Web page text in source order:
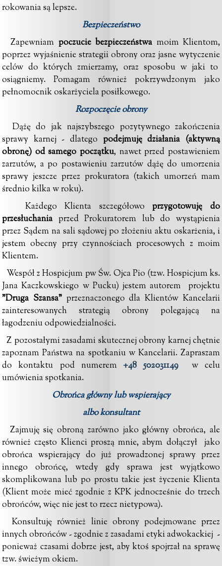
rokowania są lepsze.
Bezpieczeństwo
Zapewniam poczucie bezpieczeństwa moim Klientom,
poprzez wyjaśnienie strategii obrony oraz jasne wytyczenie
celów do których zmierzamy, oraz sposobu w jaki to
osiągniemy. Pomagam również pokrzywdzonym jako
pełnomocnik oskarżyciela posiłkowego.
Rozpoczęcie obrony
Dążę do jak najszybszego pozytywnego zakończenia
sprawy karnej - dlatego podejmuję działania (aktywną
obronę) od samego początku, nawet przed postawieniem
zarzutów, a po postawieniu zarzutów dążę do umorzenia
sprawy jeszcze przez prokuratora (takich umorzeń mam
średnio kilka w roku).
Każdego Klienta szczegółowoprzygotowuję do
przesłuchania przed Prokuratorem lub do wystąpienia
przez Sądem na sali sądowej po złożeniu aktu oskarżenia, i
jestem obecny przy czynnościach procesowych z moim
Klientem.
Wespół z Hospicjum pw Św. Ojca Pio (tzw. Hospicjum ks.
Jana Kaczkowskiego w Pucku) jestem autorem projektu
"Druga Szansa"przeznaczonego dla Klientów Kancelarii
zainteresowanych strategią obrony polegającą na
łagodzeniu odpowiedzialności.
Z pozostałymi zasadami skutecznej obrony karnej chętnie
zapoznam Państwa na spotkaniu w Kancelarii. Zapraszam
do kontaktu pod numerem +48 502031149
w celu
umówienia spotkania.
Obrońca główny lub wspierający
albo konsultant
Zajmuję się obroną zarówno jako główny obrońca, ale
również często Klienci proszą mnie, abym dołączył jako
obrońca wspierający do już prowadzonej sprawy przez
innego obrońcę, wtedy gdy sprawa jest wyjątkowo
skomplikowana lub po prostu takie jest życzenie Klienta
(Klient może mieć zgodnie z KPK jednocześnie do trzech
obrońców, więc nie jest to rzecz nietypowa).
Konsultuję również linie obrony podejmowane przez
innych obrońców - zgodnie z zasadamietyki adwokackiej -
ponieważ czasami dobrze jest, aby ktoś spojrzał na sprawę
tzw. świeżym okiem.